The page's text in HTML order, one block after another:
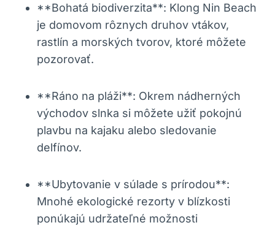
**Bohatá biodiverzita**: Klong Nin Beach
je domovom rôznych druhov vtákov,
rastlín a morských tvorov, ktoré môžete
pozorovať.
**Ráno na pláži**: Okrem nádherných
východov slnka si môžete užiť pokojnú
plavbu na kajaku alebo sledovanie
delfínov.
**Ubytovanie v súlade s prírodou**:
Mnohé ekologické rezorty v blízkosti
ponúkajú udržateľné možnosti